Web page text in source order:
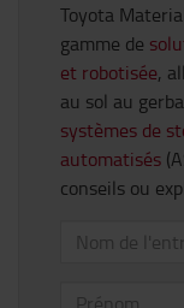
Toyota
gamme de
et robotisée,
au sol au
systèmes de
automatisés
conseils ou